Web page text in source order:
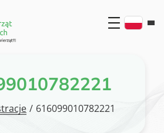
/ 616099010782221